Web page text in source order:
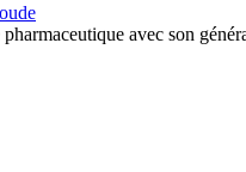
avec son